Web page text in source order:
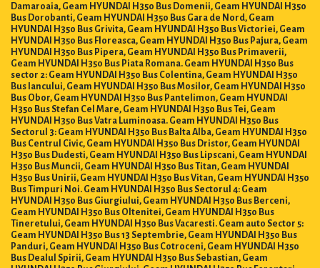
Damaroaia, Geam HYUNDAI H350 Bus Domenii, Geam HYUNDAI H350
Bus Dorobanti, Geam HYUNDAI H350 Bus Gara de Nord, Geam
HYUNDAI H350 Bus Grivita, Geam HYUNDAI H350 Bus Victoriei, Geam
HYUNDAI H350 Bus Floreasca, Geam HYUNDAI H350 Bus Pajura, Geam
HYUNDAI H350 Bus Pipera, Geam HYUNDAI H350 Bus Primaverii,
Geam HYUNDAI H350 Bus Piata Romana. Geam HYUNDAI H350 Bus
sector 2: Geam HYUNDAI H350 Bus Colentina, Geam HYUNDAI H350
Bus Iancului, Geam HYUNDAI H350 Bus Mosilor, Geam HYUNDAI H350
Bus Obor, Geam HYUNDAI H350 Bus Pantelimon, Geam HYUNDAI
H350 Bus Stefan Cel Mare, Geam HYUNDAI H350 Bus Tei, Geam
HYUNDAI H350 Bus Vatra Luminoasa. Geam HYUNDAI H350 Bus
Sectorul 3: Geam HYUNDAI H350 Bus Balta Alba, Geam HYUNDAI H350
Bus Centrul Civic, Geam HYUNDAI H350 Bus Dristor, Geam HYUNDAI
H350 Bus Dudesti, Geam HYUNDAI H350 Bus Lipscani, Geam HYUNDAI
H350 Bus Muncii, Geam HYUNDAI H350 Bus Titan, Geam HYUNDAI
H350 Bus Unirii, Geam HYUNDAI H350 Bus Vitan, Geam HYUNDAI H350
Bus Timpuri Noi. Geam HYUNDAI H350 Bus Sectorul 4: Geam
HYUNDAI H350 Bus Giurgiului, Geam HYUNDAI H350 Bus Berceni,
Geam HYUNDAI H350 Bus Oltenitei, Geam HYUNDAI H350 Bus
Tineretului, Geam HYUNDAI H350 Bus Vacaresti. Geam auto Sector 5:
Geam HYUNDAI H350 Bus 13 Septembrie, Geam HYUNDAI H350 Bus
Panduri, Geam HYUNDAI H350 Bus Cotroceni, Geam HYUNDAI H350
Bus Dealul Spirii, Geam HYUNDAI H350 Bus Sebastian, Geam